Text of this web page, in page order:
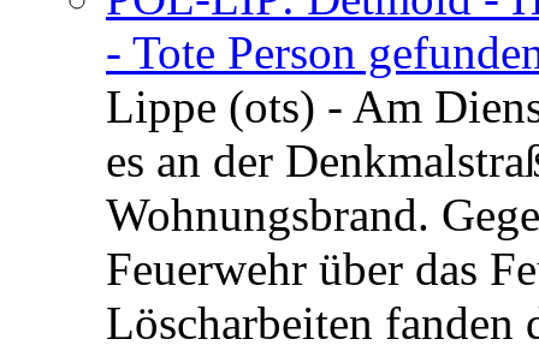
- Tote Person
Lippe (ots) - Am
es an der
Wohnungsbrand.
Feuerwehr über das
Löscharbeiten fanden